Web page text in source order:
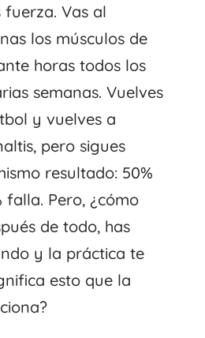
Vas al
los músculos de
horas todos los
semanas. Vuelves
y vuelves a
pero sigues
resultado: 50%
falla. Pero, ¿cómo
de todo, has
y la práctica te
esto que la